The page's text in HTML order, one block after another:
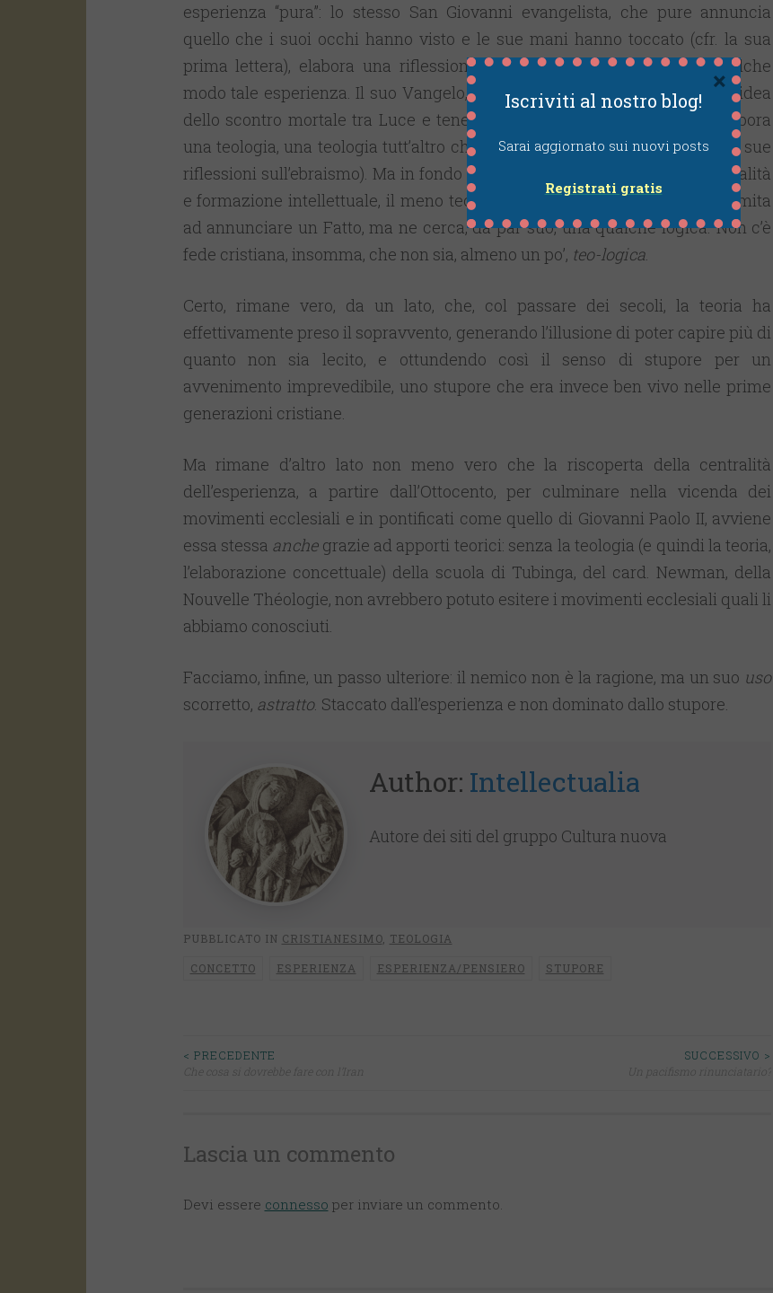
esperienza “pura”: lo stesso San Giovanni evangelista, che pure annuncia
quello che i suoi occhi hanno visto e le sue mani hanno toccato (cfr. la sua
prima lettera), elabora una riflessione teologica per inquadrare in qualche
modo tale esperienza. Il suo Vangelo, ad esempio, è infatti dominato dall’idea
dello scontro mortale tra Luce e tenebre. E analogamente San Paolo elabora
una teologia, una teologia tutt’altro che rozza ed elementare (si pensi alla sue
riflessioni sull’ebraismo). Ma in fondo lo stesso San Pietro, che è, per mentalità
e formazione intellettuale, il meno teorico dei discepoli di Cristo non si limita
ad annunciare un Fatto, ma ne cerca, da par suo, una qualche logica. Non c’è
fede cristiana, insomma, che non sia, almeno un po’, teo-logica.
Certo, rimane vero, da un lato, che, col passare dei secoli, la teoria ha
effettivamente preso il sopravvento, generando l’illusione di poter capire più di
quanto non sia lecito, e ottundendo così il senso di stupore per un
avvenimento imprevedibile, uno stupore che era invece ben vivo nelle prime
generazioni cristiane.
Ma rimane d’altro lato non meno vero che la riscoperta della centralità
dell’esperienza, a partire dall’Ottocento, per culminare nella vicenda dei
movimenti ecclesiali e in pontificati come quello di Giovanni Paolo II, avviene
essa stessa anchegrazie ad apporti teorici: senza la teologia (e quindi la teoria,
l’elaborazione concettuale) della scuola di Tubinga, del card. Newman, della
Nouvelle Théologie, non avrebbero potuto esitere i movimenti ecclesiali quali li
abbiamo conosciuti.
Facciamo, infine, un passo ulteriore: il nemico non è la ragione, ma un suo uso
scorretto, astratto. Staccato dall’esperienza e non dominato dallo stupore.
Author: Intellectualia
Autore dei siti del gruppo Cultura nuova
PUBBLICATO IN CRISTIANESIMO, TEOLOGIA
CONCETTO ESPERIENZA ESPERIENZA/PENSIERO STUPORE
Navigazione
< PRECEDENTE
Che cosa si dovrebbe fare con l’Iran
SUCCESSIVO >
Un pacifismo rinunciatario?
Lascia un commento
Devi essere connesso per inviare un commento.
Iscriviti al nostro blog!
Sarai aggiornato sui nuovi posts
Registrati gratis
×